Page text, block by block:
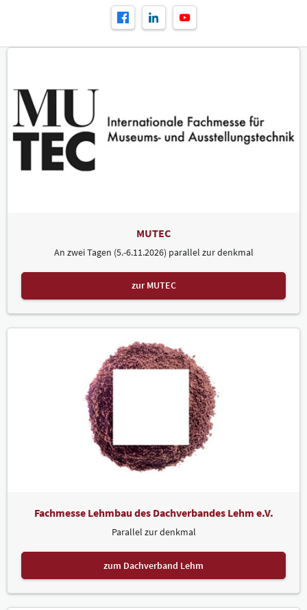
MUTEC
An zwei Tagen (5.-6.11.2026) parallel zur denkmal
zur MUTEC
Fachmesse Lehmbau des Dachverbandes Lehm e.V.
Parallel zur denkmal
zum Dachverband Lehm